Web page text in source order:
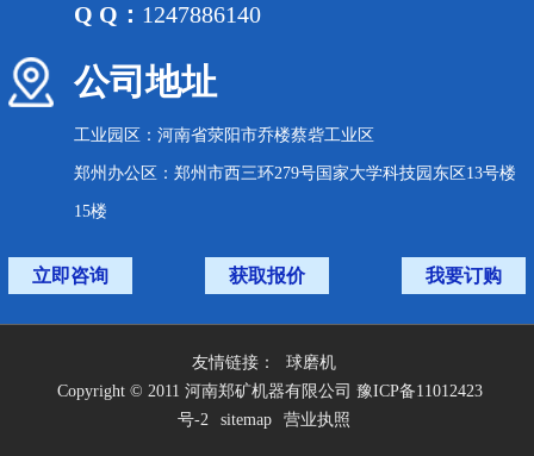
Q Q： 1247886140
公司地址
工业园区：河南省荥阳市乔楼蔡砦工业区
郑州办公区：郑州市西三环279号国家大学科技园东区13号楼
15楼
立即咨询 获取报价 我要订购
友情链接：
球磨机
Copyright © 2011 河南郑矿机器有限公司 豫ICP备11012423
号-2
sitemap 营业执照